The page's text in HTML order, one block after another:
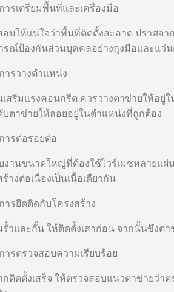
การเตรียมพื้นที่และเครื่องมือ
อบให้แน่ใจว่าพื้นที่ติดตั้งสะอาด ปราศจา
รณ์ป้องกันส่วนบุคคลอย่างถุงมือและแว่
การวางตำแหน่ง
เสริมแรงคอนกรีต ควรวางตาข่ายให้อยู่
บตาข่ายให้ลอยอยู่ในตำแหน่งที่ถูกต้อง
การต่อรอยต่อ
งานขนาดใหญ่ที่ต้องใช้ไวร์เมชหลายแผ่
างต่อเนื่องเป็นเนื้อเดียวกัน
การยึดติดกับโครงสร้าง
รั้วและกั้น ให้ติดตั้งเสาก่อน จากนั้นขึงต
การตรวจสอบความเรียบร้อย
กติดตั้งเสร็จ ให้ตรวจสอบแนวตาข่ายว่า